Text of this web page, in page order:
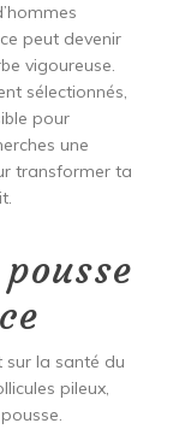
peut devenir
vigoureuse.
sélectionnés,
pour
une
transformer ta
sur la santé du
pileux,